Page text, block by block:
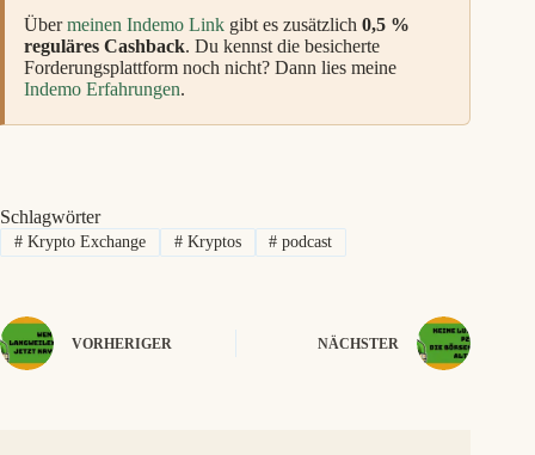
Übermeinen Indemo Link gibt es zusätzlich 0,5 %
reguläres Cashback. Du kennst die besicherte
Forderungsplattform noch nicht? Dann lies meine
Indemo Erfahrungen.
Schlagwörter
#Krypto Exchange #Kryptos # podcast
VORHERIGER NÄCHSTER